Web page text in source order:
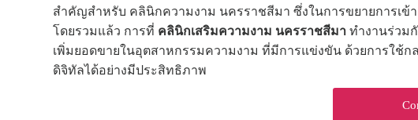
สำคัญสำหรับ คลินิกความงาม นครราชสีมา ซึ่งในการขยายการเข้
โดยรวมแล้ว การที่ คลินิกเสริมความงาม นครราชสีมา ทำงานร่วม
เพิ่มยอดขายในอุตสาหกรรมความงาม ที่มีการแข่งขัน ด้วยการใช้
ดิจิทัลได้อย่างมีประสิทธิภาพ